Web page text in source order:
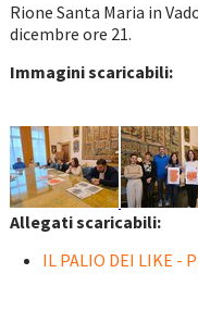
Rione Santa Maria in
dicembre ore 21.
Immagini scaricabili:
Allegati scaricabili:
IL PALIO DEI LIKE -